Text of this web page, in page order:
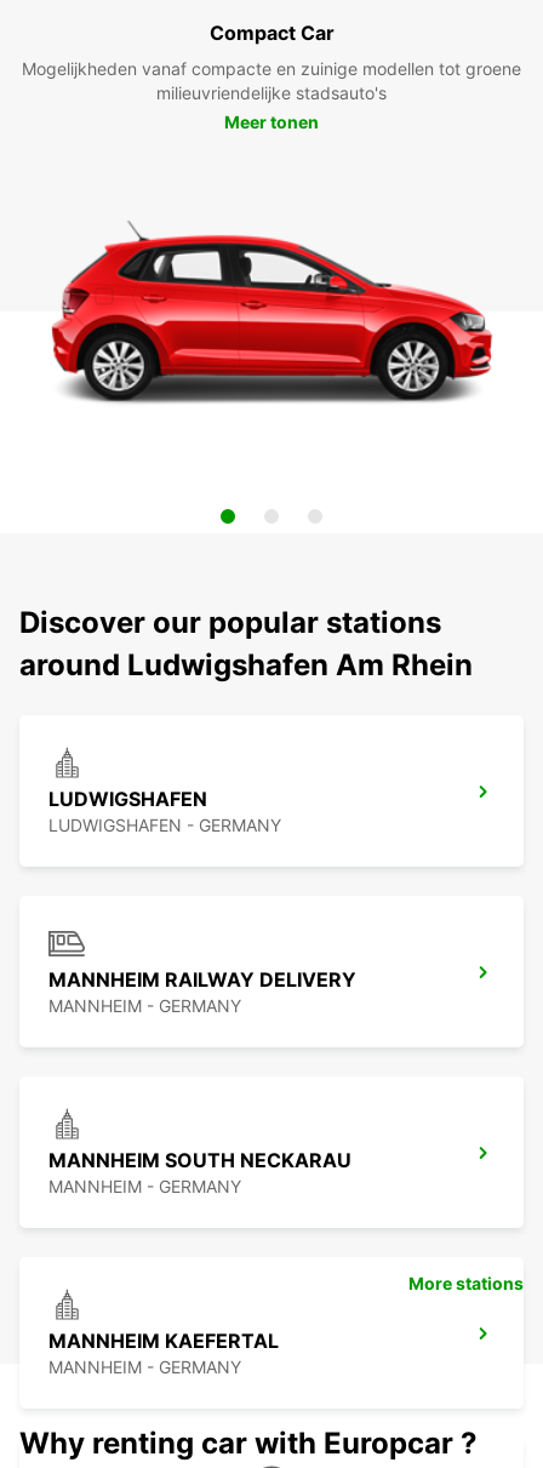
Compact Car
Mogelijkheden vanaf compacte en zuinige modellen tot groene
milieuvriendelijke stadsauto's
Meer tonen
Discover our popular stations
around Ludwigshafen Am Rhein
LUDWIGSHAFEN
LUDWIGSHAFEN - GERMANY
MANNHEIM RAILWAY DELIVERY
MANNHEIM - GERMANY
MANNHEIM SOUTH NECKARAU
MANNHEIM - GERMANY
MANNHEIM KAEFERTAL
MANNHEIM - GERMANY
More stations
Why renting car with Europcar ?